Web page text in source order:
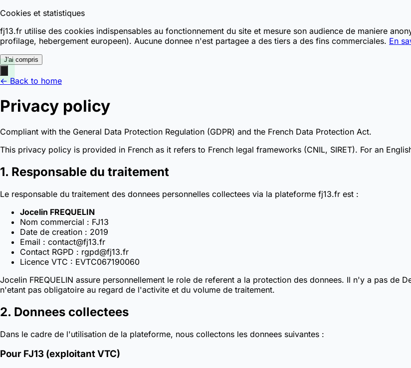
Cookies et statistiques
fj13.fr utilise des cookies indispensables au fonctionnement du site et mesure son audience de maniere
profilage, hebergement europeen). Aucune donnee n'est partagee a des tiers a des fins commerciales. En
J'ai compris
← Back to home
Privacy policy
Compliant with the General Data Protection Regulation (GDPR) and the French Data Protection Act.
This privacy policy is provided in French as it refers to French legal frameworks (CNIL, SIRET). For an
1. Responsable du traitement
Le responsable du traitement des donnees personnelles collectees via la plateforme fj13.fr est :
Jocelin FREQUELIN
Nom commercial : FJ13
Date de creation : 2019
Email : contact@fj13.fr
Contact RGPD : rgpd@fj13.fr
Licence VTC : EVTC067190060
Jocelin FREQUELIN assure personnellement le role de referent a la protection des donnees. Il n'y a pas de
n'etant pas obligatoire au regard de l'activite et du volume de traitement.
2. Donnees collectees
Dans le cadre de l'utilisation de la plateforme, nous collectons les donnees suivantes :
Pour FJ13 (exploitant VTC)